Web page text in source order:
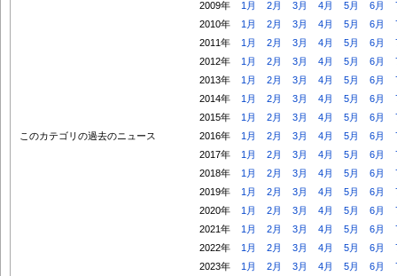
このカテゴリの過去のニュース
2009年 1月 2月 3月 4月 5月 6月
2010年
1月 2月 3月 4月 5月 6月
2011年
1月 2月 3月 4月 5月 6月
2012年
1月 2月 3月 4月 5月 6月
2013年
1月 2月 3月 4月 5月 6月
2014年
1月 2月 3月 4月 5月 6月
2015年
1月 2月 3月 4月 5月 6月
2016年
1月 2月 3月 4月 5月 6月
2017年
1月 2月 3月 4月 5月 6月
2018年
1月 2月 3月 4月 5月 6月
2019年
1月 2月 3月 4月 5月 6月
2020年
1月 2月 3月 4月 5月 6月
2021年
1月 2月 3月 4月 5月 6月
2022年
1月 2月 3月 4月 5月 6月
2023年
1月 2月 3月 4月 5月 6月